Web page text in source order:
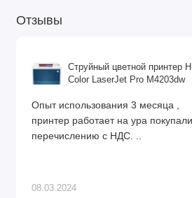
Отзывы
Струйный цветной принтер
Color LaserJet Pro M4203dw
Опыт использования 3 месяца ,
принтер работает на ура
перечислению с НДС. ..
08.03.2024